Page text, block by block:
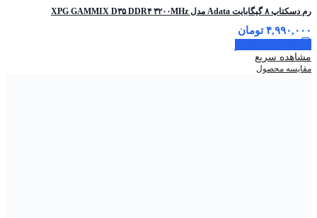
رم دسکتاپ ۸ گیگابایت Adata مدل XPG GAMMIX D۳۵ DDR۴ ۳۲۰۰MHz
۴,۹۹۰,۰۰۰ تومان
مشاهده سریع
مقایسه محصول